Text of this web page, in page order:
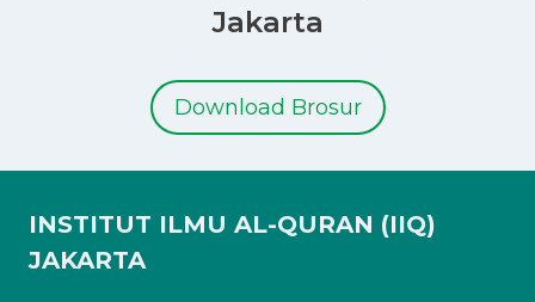
Jakarta
Download Brosur
INSTITUT ILMU AL-QURAN (IIQ)
JAKARTA